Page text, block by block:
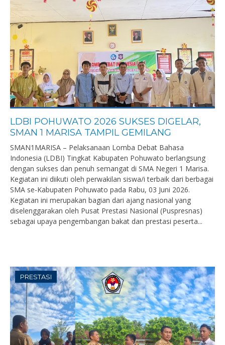
LDBI POHUWATO 2026 SUKSES DIGELAR,
SMAN 1 MARISA TAMPIL GEMILANG
SMAN1MARISA – Pelaksanaan Lomba Debat Bahasa
Indonesia (LDBI) Tingkat Kabupaten Pohuwato berlangsung
dengan sukses dan penuh semangat di SMA Negeri 1 Marisa.
Kegiatan ini diikuti oleh perwakilan siswa/i terbaik dari berbagai
SMA se-Kabupaten Pohuwato pada Rabu, 03 Juni 2026.
Kegiatan ini merupakan bagian dari ajang nasional yang
diselenggarakan oleh Pusat Prestasi Nasional (Puspresnas)
sebagai upaya pengembangan bakat dan prestasi peserta...
PRESTASI